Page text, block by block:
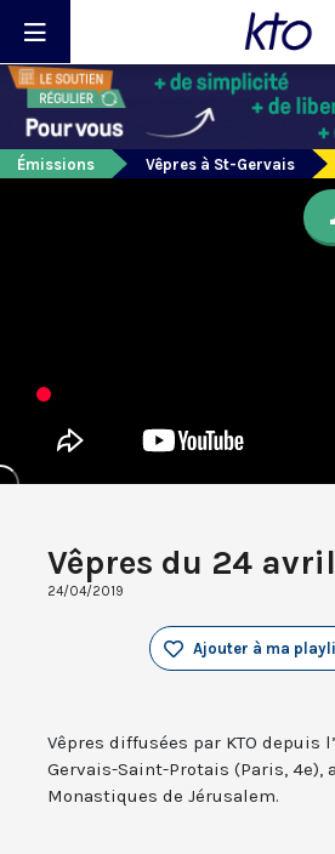
Émissions Vêpres à St-Gervais
Vêpres du 24
24/04/2019
Ajouter à ma
Vêpres diffusées par KTO depuis
Gervais-Saint-Protais (Paris, 4e),
Monastiques de Jérusalem.